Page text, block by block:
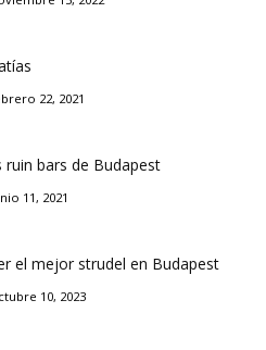
22, 2021
bars de Budapest
11, 2021
el mejor strudel en Budapest
10, 2023